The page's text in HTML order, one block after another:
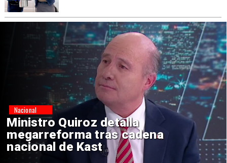
Alarmante hábito en jóvenes
de 13 a 15 años según
encuesta del Minsal
Nacional